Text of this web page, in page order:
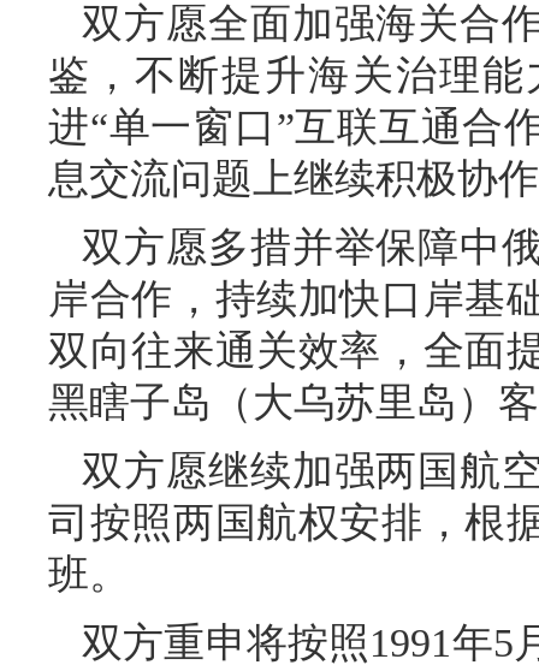
双方愿全面加强海关合
鉴，不断提升海关治理
进“单一窗口”互联互通合
息交流问题上继续积极协
双方愿多措并举保障中
岸合作，持续加快口岸基
双向往来通关效率，全面
黑瞎子岛（大乌苏里岛）
双方愿继续加强两国航
司按照两国航权安排，根
班。
双方重申将按照1991年5